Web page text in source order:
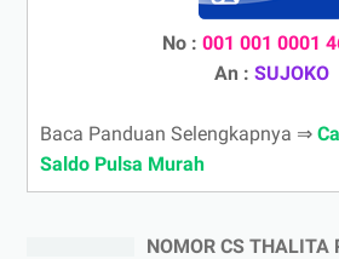
No : 001 001 0001
An : SUJOKO
Baca Panduan Selengkapnya ⇒
Saldo Pulsa Murah
NOMOR CS THALITA